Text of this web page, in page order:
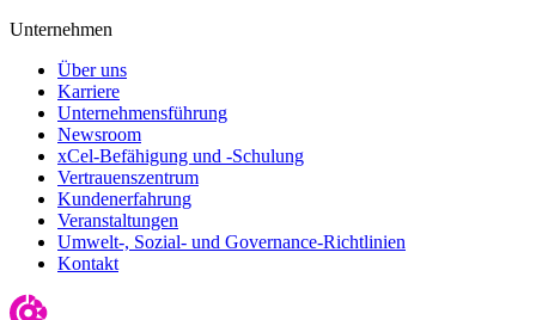
Unternehmen
Über uns
Karriere
Unternehmensführung
Newsroom
xCel-Befähigung und -Schulung
Vertrauenszentrum
Kundenerfahrung
Veranstaltungen
Umwelt-, Sozial- und Governance-Richtlinien
Kontakt